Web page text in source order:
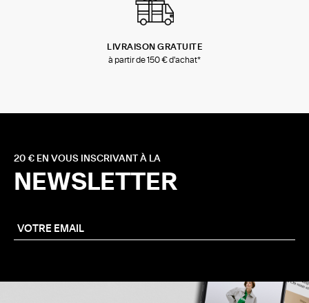
LIVRAISON GRATUITE
à partir de 150 € d'achat*
20 € EN VOUS INSCRIVANT À LA
NEWSLETTER